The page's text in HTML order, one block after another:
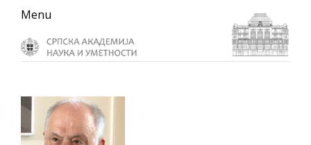
Skip
primary
navigation
Skip
main
content
Skip
primary
sidebar
Menu